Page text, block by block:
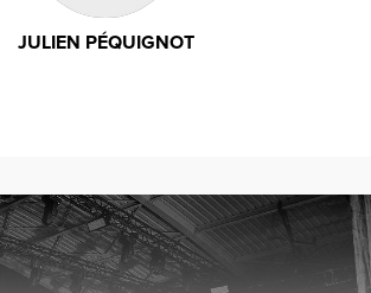
JULIEN PÉQUIGNOT